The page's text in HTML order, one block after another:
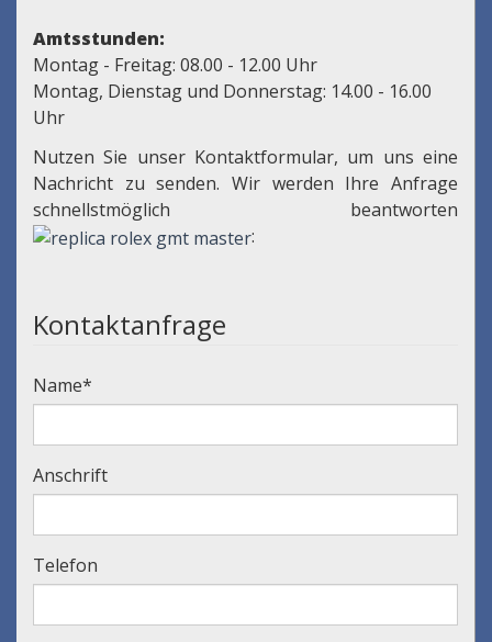
Amtsstunden:
Montag - Freitag: 08.00 - 12.00 Uhr
Montag, Dienstag und Donnerstag: 14.00 - 16.00
Uhr
Nutzen Sie unser Kontaktformular, um uns eine
Nachricht zu senden. Wir werden Ihre Anfrage
schnellstmöglich beantworten
:
Kontaktanfrage
Name*
Anschrift
Telefon